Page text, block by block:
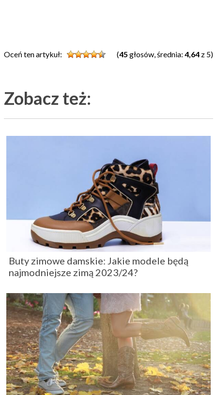
Oceń ten artykuł: (45 głosów, średnia: 4,64 z 5)
Zobacz też:
Buty zimowe damskie: Jakie modele będą
najmodniejsze zimą 2023/24?